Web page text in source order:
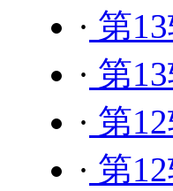
· 第
· 第
· 第
· 第